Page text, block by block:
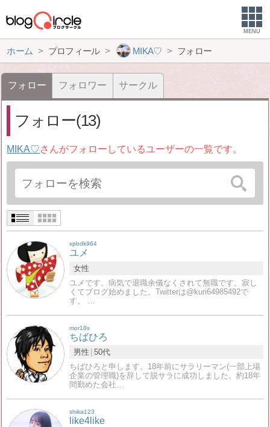
MENU
ホーム プロフィール MIKA♡ フォロー
フォロー フォロワー サークル
フォロー(13)
MIKA♡さんがフォローしているユーザーの一覧です。
xpbdk964
ユメ
女性
ユメです。病気で退職余儀なくされて無職です。寂し
くてブログ始めました。Twitterは@kuri64985492で
す。 …
mor18s
ちばひろ
男性 50代
ちばひろと申します。18年前にサラリーマン(一部上場
企業の管理職)を辞して脱サラに成功しました。約18年
間勤めた会社…
shika123
like4like